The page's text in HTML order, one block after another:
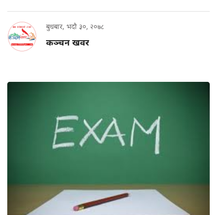
बुधबार, भदौ ३०, २०७८
कञ्चन खवर